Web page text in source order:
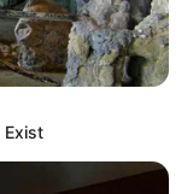
Soon
Exist